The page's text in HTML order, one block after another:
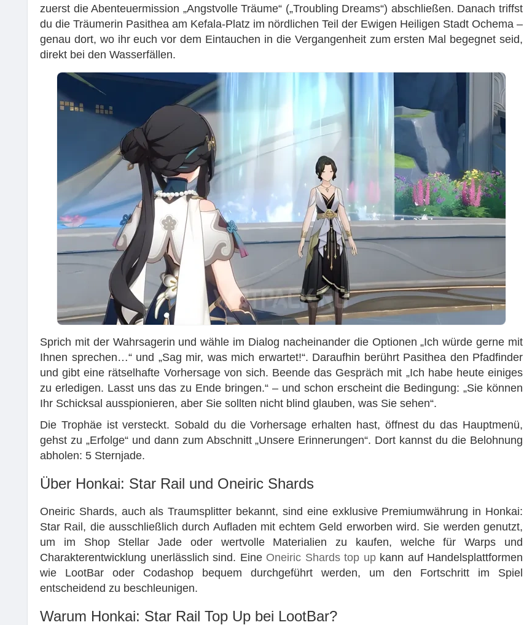
zuerst die Abenteuermission „Angstvolle Träume“ („Troubling Dreams“) abschließen. Danach triffst
du die Träumerin Pasithea am Kefala-Platz im nördlichen Teil der Ewigen Heiligen Stadt Ochema –
genau dort, wo ihr euch vor dem Eintauchen in die Vergangenheit zum ersten Mal begegnet seid,
direkt bei den Wasserfällen.
Sprich mit der Wahrsagerin und wähle im Dialog nacheinander die Optionen „Ich würde gerne mit
Ihnen sprechen…“ und „Sag mir, was mich erwartet!“. Daraufhin berührt Pasithea den Pfadfinder
und gibt eine rätselhafte Vorhersage von sich. Beende das Gespräch mit „Ich habe heute einiges
zu erledigen. Lasst uns das zu Ende bringen.“ – und schon erscheint die Bedingung: „Sie können
Ihr Schicksal ausspionieren, aber Sie sollten nicht blind glauben, was Sie sehen“.
Die Trophäe ist versteckt. Sobald du die Vorhersage erhalten hast, öffnest du das Hauptmenü,
gehst zu „Erfolge“ und dann zum Abschnitt „Unsere Erinnerungen“. Dort kannst du die Belohnung
abholen: 5 Sternjade.
Über Honkai: Star Rail und Oneiric Shards
Oneiric Shards, auch als Traumsplitter bekannt, sind eine exklusive Premiumwährung in Honkai:
Star Rail, die ausschließlich durch Aufladen mit echtem Geld erworben wird. Sie werden genutzt,
um im Shop Stellar Jade oder wertvolle Materialien zu kaufen, welche für Warps und
Charakterentwicklung unerlässlich sind. Eine Oneiric Shards top upkann auf Handelsplattformen
wie LootBar oder Codashop bequem durchgeführt werden, um den Fortschritt im Spiel
entscheidend zu beschleunigen.
Warum Honkai: Star Rail Top Up bei LootBar?